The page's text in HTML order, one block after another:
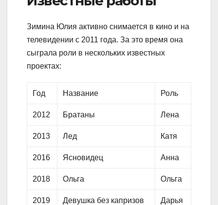
Зимина Юлия активно снимается в кино и на
телевидении с 2011 года. За это время она
сыграла роли в нескольких известных
проектах:
Год Название Роль
2012 Братаны Лена
2013 Лед Катя
2016 Ясновидец Анна
2018 Ольга Ольга
2019 Девушка без капризов Дарья